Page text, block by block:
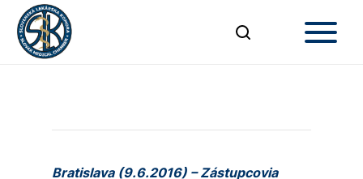
Bratislava (9.6.2016) – Zástupcovia